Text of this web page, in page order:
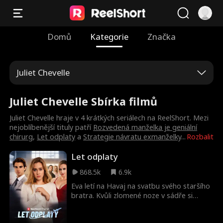
Domů Kategorie Značka
Juliet Chevelle
Juliet Chevelle Sbírka filmů
Rozbalit
Juliet Chevelle hraje v 4 krátkých seriálech na ReelShort. Mezi
nejoblíbenější tituly patří Rozvedená manželka je geniální
chirurg, Let odplaty aStrategie návratu exmanželky...
Let odplaty
868.5k
6.9k
Eva letí na Havaj na svatbu svého staršího
bratra. Kvůli zlomené noze v sádře si